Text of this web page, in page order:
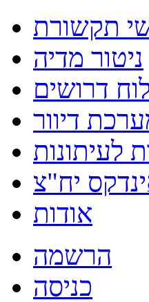
תקשורת
ניטור מדיה
דרושים
דיוור
לעיתונות
יח"צ
אודות
הרשמה
כניסה